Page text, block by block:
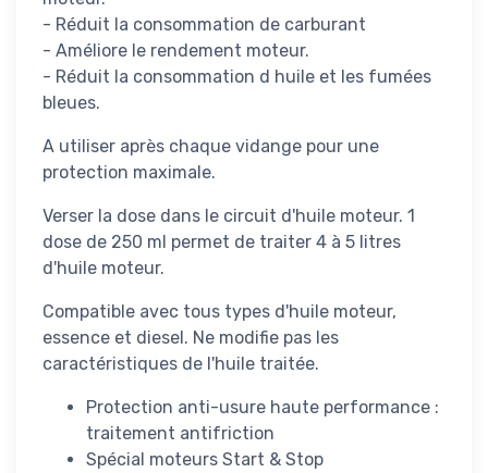
- Réduit la consommation de carburant
- Améliore le rendement moteur.
- Réduit la consommation d huile et les fumées
bleues.
A utiliser après chaque vidange pour une
protection maximale.
Verser la dose dans le circuit d'huile moteur. 1
dose de 250 ml permet de traiter 4 à 5 litres
d'huile moteur.
Compatible avec tous types d'huile moteur,
essence et diesel. Ne modifie pas les
caractéristiques de l'huile traitée.
Protection anti-usure haute performance :
traitement antifriction
Spécial moteurs Start & Stop